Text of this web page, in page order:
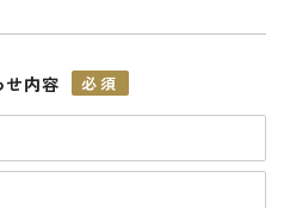
せ内容 必須